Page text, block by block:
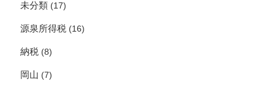
未分類 (17)
源泉所得税 (16)
納税 (8)
岡山 (7)